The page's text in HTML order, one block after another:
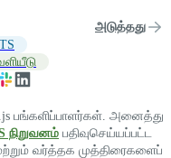
அடுத்தது
பங்களிப்பாளர்கள். அனைத்து
நிறுவனம் பதிவுசெய்யப்பட்ட
வர்த்தக முத்திரைகளைப்